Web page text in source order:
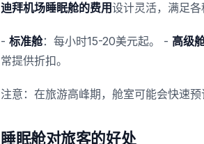
迪拜机场睡眠舱的费用设计灵活，满足各
- 标准舱：每小时15-20美元起。 - 高级
常提供折扣。
注意：在旅游高峰期，舱室可能会快速预
睡眠舱对旅客的好处